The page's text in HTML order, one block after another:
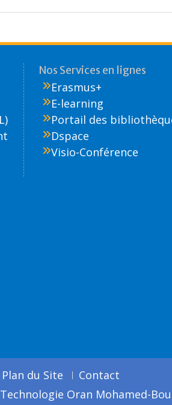
Nos Services en lignes
Erasmus+
E-learning
Portail des
Dspace
Visio-Conférence
Plan du Site
Contact
Oran Mohamed-